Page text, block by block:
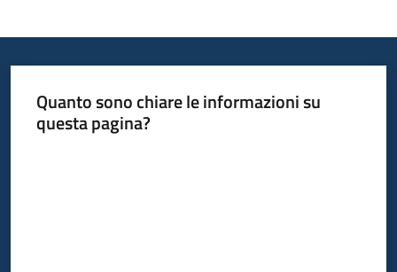
Quanto sono chiare le informazioni su
questa pagina?